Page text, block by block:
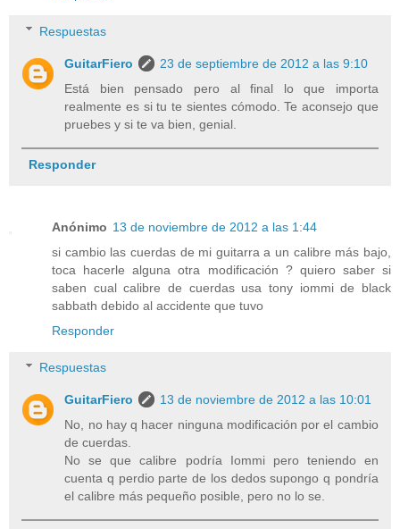
Respuestas
GuitarFiero
23 de septiembre de 2012 a las 9:10
Está bien pensado pero al final lo que importa
realmente es si tu te sientes cómodo. Te aconsejo que
pruebes y si te va bien, genial.
Responder
Anónimo 13 de noviembre de 2012 a las 1:44
si cambio las cuerdas de mi guitarra a un calibre más bajo,
toca hacerle alguna otra modificación ? quiero saber si
saben cual calibre de cuerdas usa tony iommi de black
sabbath debido al accidente que tuvo
Responder
Respuestas
GuitarFiero
13 de noviembre de 2012 a las 10:01
No, no hay q hacer ninguna modificación por el cambio
de cuerdas.
No se que calibre podría Iommi pero teniendo en
cuenta q perdio parte de los dedos supongo q pondría
el calibre más pequeño posible, pero no lo se.